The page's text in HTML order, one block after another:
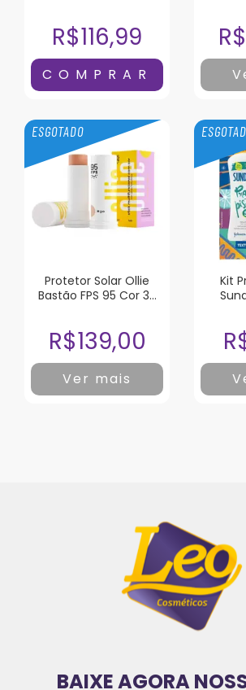
R$116,99
ESGOTADO
Protetor Solar Ollie
Bastão FPS 95 Cor 30
R$139,00
Ver mais
Kit
BAIXE AGORA